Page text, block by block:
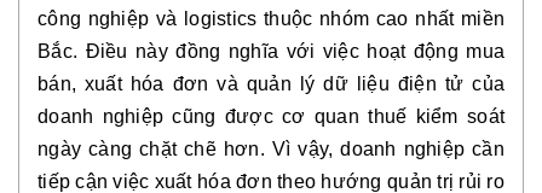
công nghiệp và logistics thuộc nhóm cao nhất miền
Bắc. Điều này đồng nghĩa với việc hoạt động mua
bán, xuất hóa đơn và quản lý dữ liệu điện tử của
doanh nghiệp cũng được cơ quan thuế kiểm soát
ngày càng chặt chẽ hơn. Vì vậy, doanh nghiệp cần
tiếp cận việc xuất hóa đơn theo hướng quản trị rủi ro